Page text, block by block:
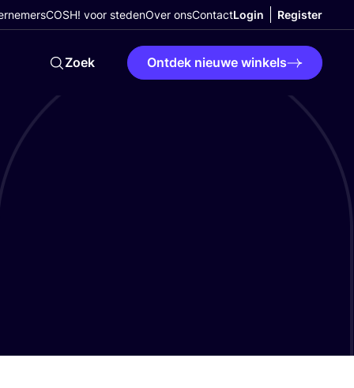
COSH! voor stedenOver onsContactLogin Register
Zoek Ontdek nieuwe winkels